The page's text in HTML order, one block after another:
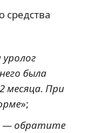
средства
была
месяца. При
»;
— обратите